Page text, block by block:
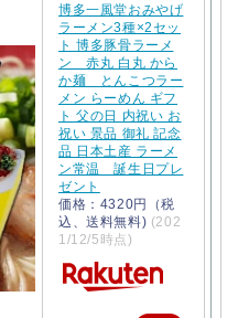
博多一風堂おみやげ
ラーメン3種×2セッ
ト 博多豚骨ラーメ
ン 赤丸 白丸 から
か麺 とんこつラー
メン らーめん ギフ
ト 父の日 内祝い お
祝い 景品 御礼 記念
品 日本土産 ラーメ
ン常温 誕生日プレ
ゼント
価格：4320円（税
込、送料無料) (202
1/12/5時点)